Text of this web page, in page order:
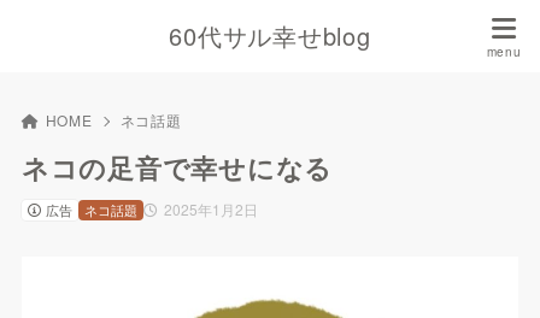
60代サル幸せblog
HOME ネコ話題
ネコの足音で幸せになる
広告 2025年1月2日
ネコ話題